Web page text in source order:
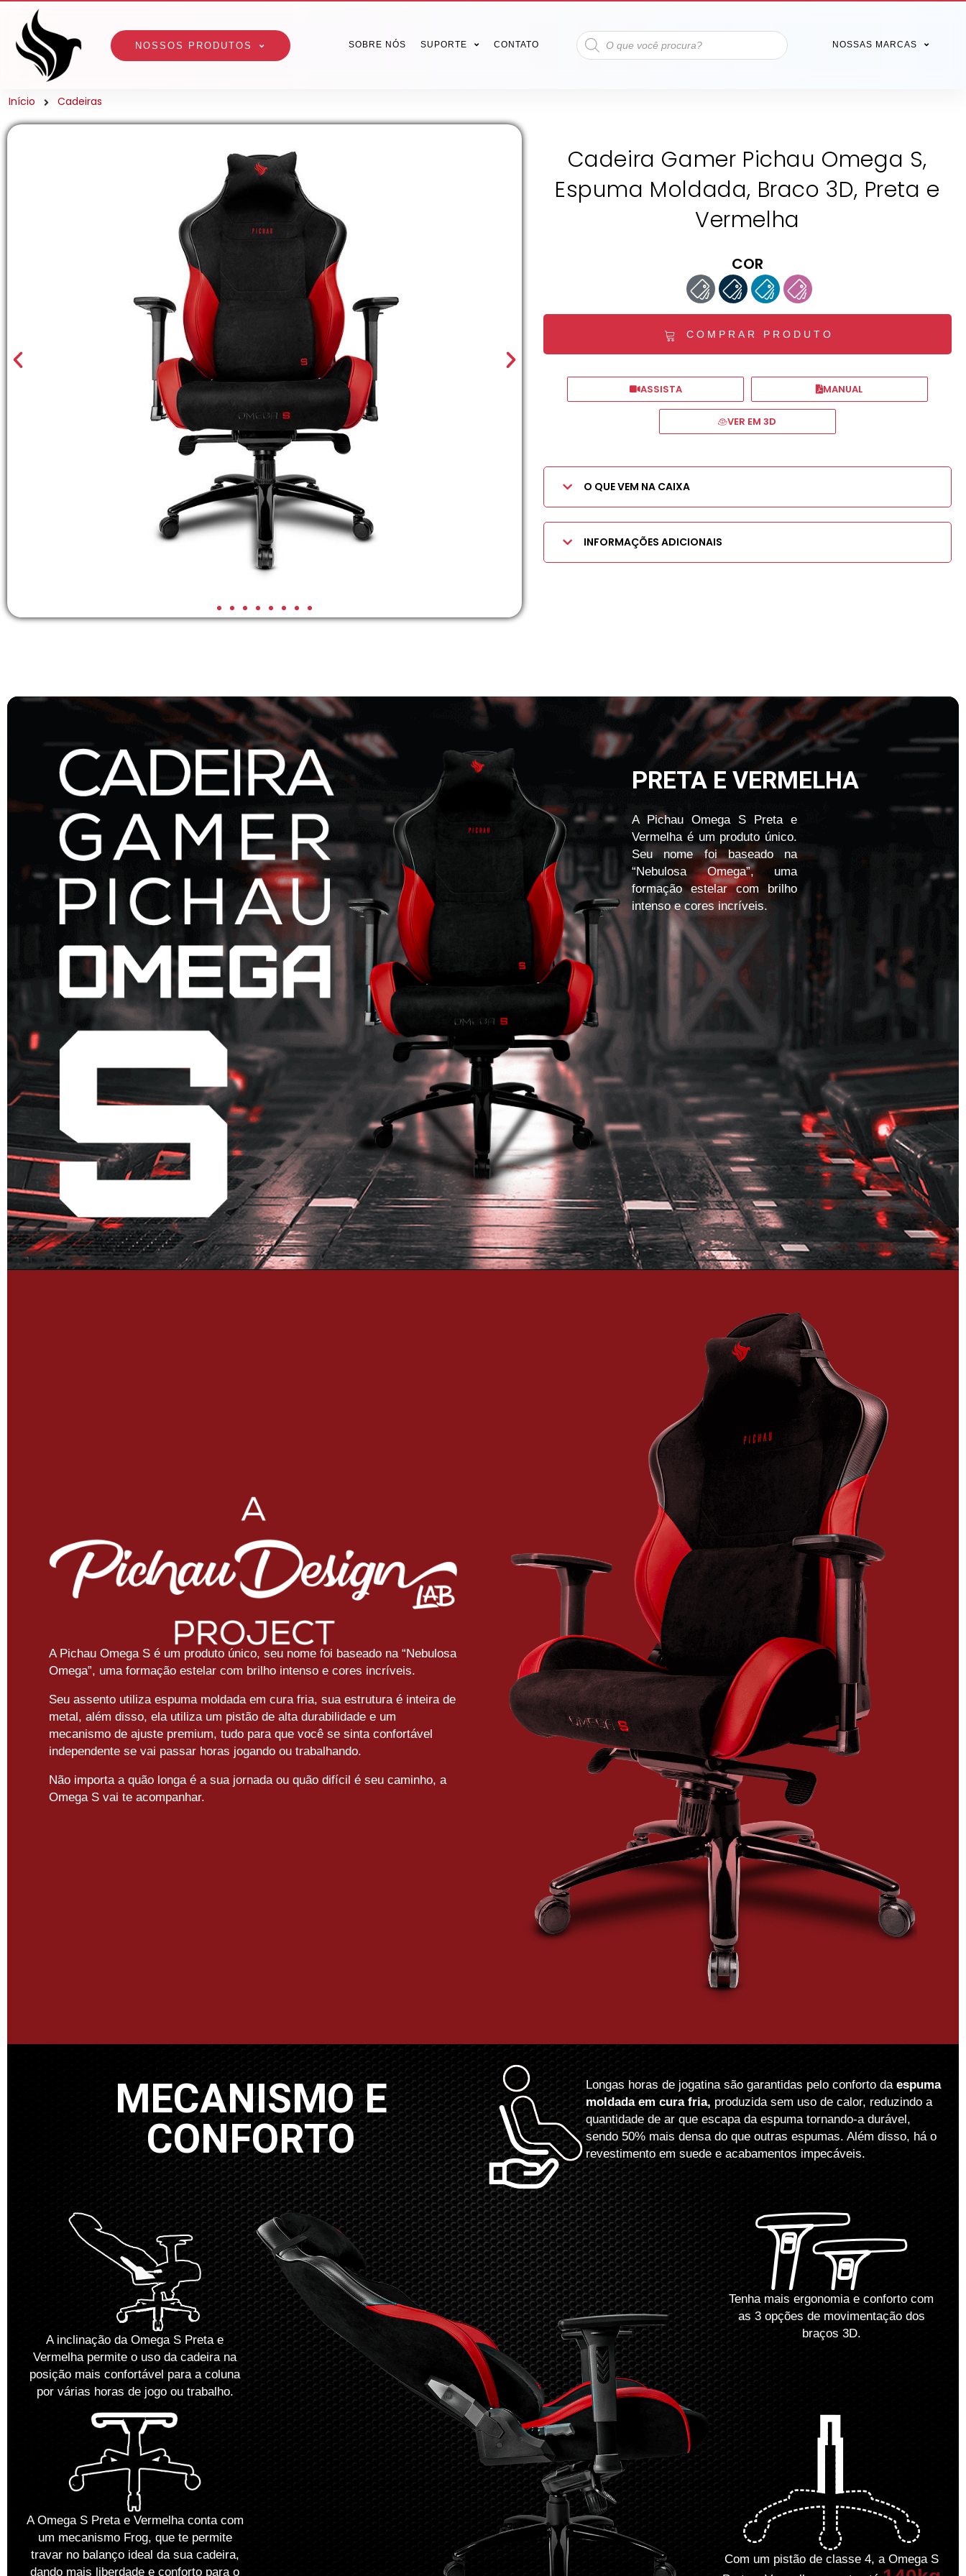
NOSSOS PRODUTOS SOBRE NÓS SUPORTE CONTATO NOSSAS MARCAS
Início Cadeiras
Cadeira Gamer Pichau Omega S,
Espuma Moldada, Braco 3D, Preta e
Vermelha
COR
COMPRAR PRODUTO
ASSISTA MANUAL
VER EM 3D
O QUE VEM NA CAIXA
INFORMAÇÕES ADICIONAIS
PRETA E VERMELHA
A Pichau Omega S Preta e
Vermelha é um produto único.
Seu nome foi baseado na
“Nebulosa Omega”, uma
formação estelar com brilho
intenso e cores incríveis.
A Pichau Omega S é um produto único, seu nome foi baseado na “Nebulosa
Omega”, uma formação estelar com brilho intenso e cores incríveis.
Seu assento utiliza espuma moldada em cura fria, sua estrutura é inteira de
metal, além disso, ela utiliza um pistão de alta durabilidade e um
mecanismo de ajuste premium, tudo para que você se sinta confortável
independente se vai passar horas jogando ou trabalhando.
Não importa a quão longa é a sua jornada ou quão difícil é seu caminho, a
Omega S vai te acompanhar.
MECANISMO E
CONFORTO
Longas horas de jogatina são garantidas pelo conforto da espuma
moldada em cura fria, produzida sem uso de calor, reduzindo a
quantidade de ar que escapa da espuma tornando-a durável,
sendo 50% mais densa do que outras espumas. Além disso, há o
revestimento em suede e acabamentos impecáveis.
A inclinação da Omega S Preta e
Vermelha permite o uso da cadeira na
posição mais confortável para a coluna
por várias horas de jogo ou trabalho.
A Omega S Preta e Vermelha conta com
um mecanismo Frog, que te permite
travar no balanço ideal da sua cadeira,
dando mais liberdade e conforto para o
Tenha mais ergonomia e conforto com
as 3 opções de movimentação dos
braços 3D.
Com um pistão de classe 4, a Omega S